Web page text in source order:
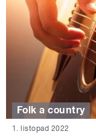
Folk a country
1. listopad 2022